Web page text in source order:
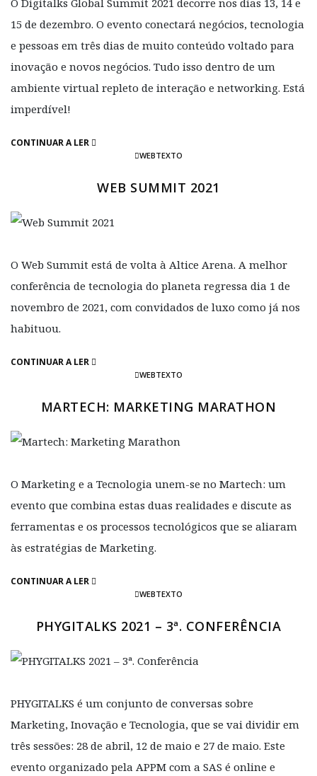
15 de dezembro. O evento conectará negócios, tecnologia
e pessoas em três dias de muito conteúdo voltado para
inovação e novos negócios. Tudo isso dentro de um
ambiente virtual repleto de interação e networking. Está
imperdível!
CONTINUAR A LER
WEBTEXTO
WEB SUMMIT 2021
O Web Summit está de volta à Altice Arena. A melhor
conferência de tecnologia do planeta regressa dia 1 de
novembro de 2021, com convidados de luxo como já nos
habituou.
CONTINUAR A LER
WEBTEXTO
MARTECH: MARKETING MARATHON
O Marketing e a Tecnologia unem-se no Martech: um
evento que combina estas duas realidades e discute as
ferramentas e os processos tecnológicos que se aliaram
às estratégias de Marketing.
CONTINUAR A LER
WEBTEXTO
PHYGITALKS 2021 – 3ª. CONFERÊNCIA
PHYGITALKS é um conjunto de conversas sobre
Marketing, Inovação e Tecnologia, que se vai dividir em
três sessões: 28 de abril, 12 de maio e 27 de maio. Este
evento organizado pela APPM com a SAS é online e